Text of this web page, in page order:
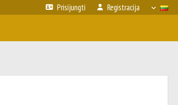
Prisijungti Registracija